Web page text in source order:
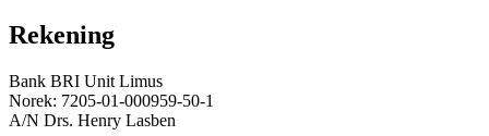
Rekening
Bank BRI Unit Limus
Norek: 7205-01-000959-50-1
A/N Drs. Henry Lasben